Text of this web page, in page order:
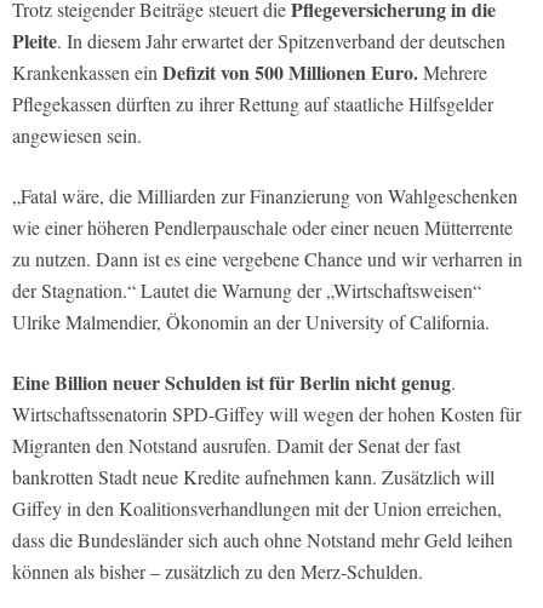
Trotz steigender Beiträge steuert diePflegeversicherung in die
Pleite. In diesem Jahr erwartet der Spitzenverband der deutschen
Krankenkassen ein Defizit von 500 Millionen Euro.Mehrere
Pflegekassen dürften zu ihrer Rettung auf staatliche Hilfsgelder
angewiesen sein.
„Fatal wäre, die Milliarden zur Finanzierung von Wahlgeschenken
wie einer höheren Pendlerpauschale oder einer neuen Mütterrente
zu nutzen. Dann ist es eine vergebene Chance und wir verharren in
der Stagnation.“ Lautet die Warnung der „Wirtschaftsweisen“
Ulrike Malmendier, Ökonomin an der University of California.
Eine Billion neuer Schulden ist für Berlin nicht genug.
Wirtschaftssenatorin SPD-Giffey will wegen der hohen Kosten für
Migranten den Notstand ausrufen. Damit der Senat der fast
bankrotten Stadt neue Kredite aufnehmen kann. Zusätzlich will
Giffey in den Koalitionsverhandlungen mit der Union erreichen,
dass die Bundesländer sich auch ohne Notstand mehr Geld leihen
können als bisher – zusätzlich zu den Merz-Schulden.